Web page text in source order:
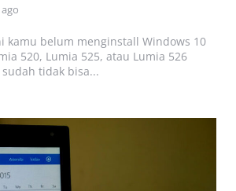
kamu belum menginstall Windows 10
520, Lumia 525, atau Lumia 526
tidak bisa...